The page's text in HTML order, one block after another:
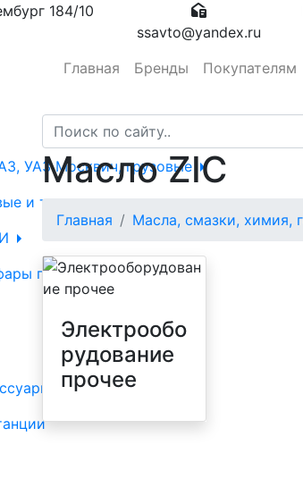
184/10
ssavto@yandex.ru
Главная Бренды Покупателям
УАЗ Москвич, грузовые
и трактора
противотуманные,
Масло ZIC
Главная Масла, смазки, химия,
Электрообо
рудование
прочее